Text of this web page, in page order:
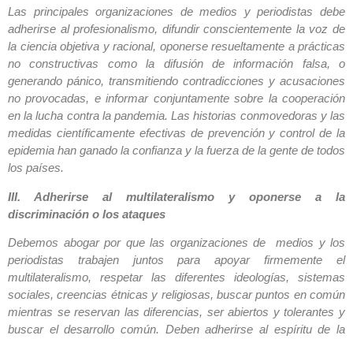
Las principales organizaciones de medios y periodistas debe
adherirse al profesionalismo, difundir conscientemente la voz de
la ciencia objetiva y racional, oponerse resueltamente a prácticas
no constructivas como la difusión de información falsa, o
generando pánico, transmitiendo contradicciones y acusaciones
no provocadas, e informar conjuntamente sobre la cooperación
en la lucha contra la pandemia. Las historias conmovedoras y las
medidas científicamente efectivas de prevención y control de la
epidemia han ganado la confianza y la fuerza de la gente de todos
los países.
III. Adherirse al multilateralismo y oponerse a la
discriminación o los ataques
Debemos abogar por que las organizaciones de medios y los
periodistas trabajen juntos para apoyar firmemente el
multilateralismo, respetar las diferentes ideologías, sistemas
sociales, creencias étnicas y religiosas, buscar puntos en común
mientras se reservan las diferencias, ser abiertos y tolerantes y
buscar el desarrollo común. Deben adherirse al espíritu de la